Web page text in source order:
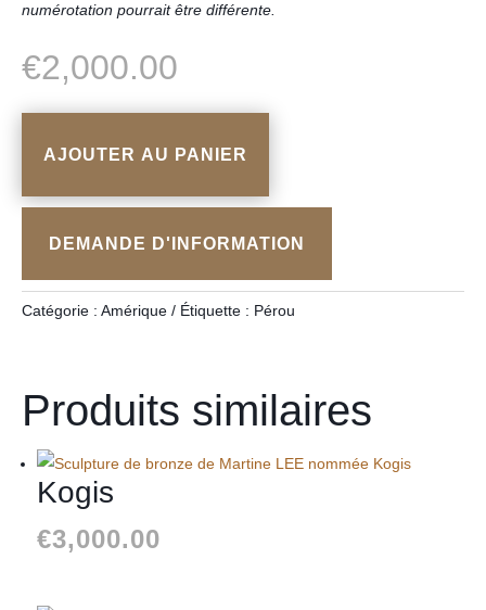
numérotation pourrait être différente.
€2,000.00
AJOUTER AU PANIER
DEMANDE D'INFORMATION
Catégorie : Amérique Étiquette : Pérou
Produits similaires
Kogis
€3,000.00